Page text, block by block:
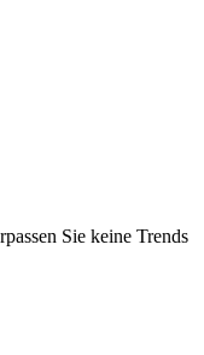
Sie keine Trends